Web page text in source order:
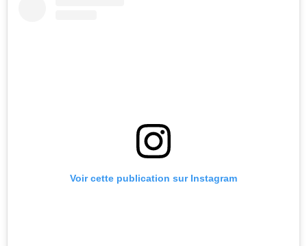
Voir cette publication sur Instagram